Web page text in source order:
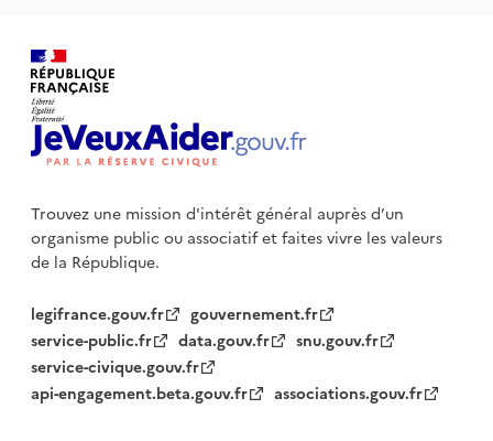
Trouvez une mission d'intérêt général auprès d’un
organisme publicou associatif et faites vivre les valeurs
de la République.
legifrance.gouv.fr
gouvernement.fr
service-public.fr
data.gouv.fr
snu.gouv.fr
service-civique.gouv.fr
api-engagement.beta.gouv.fr
associations.gouv.fr